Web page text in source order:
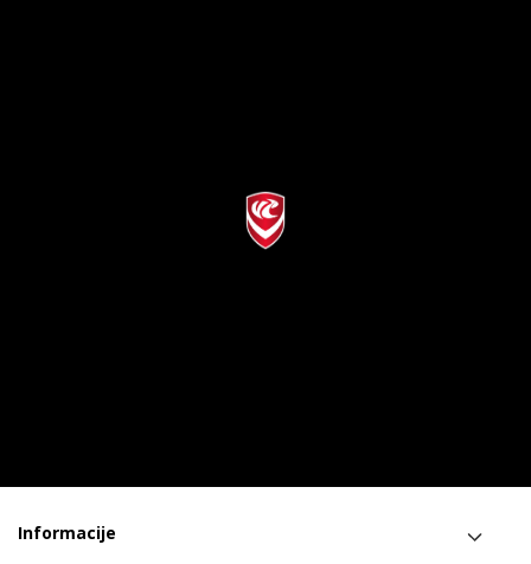
Informacije